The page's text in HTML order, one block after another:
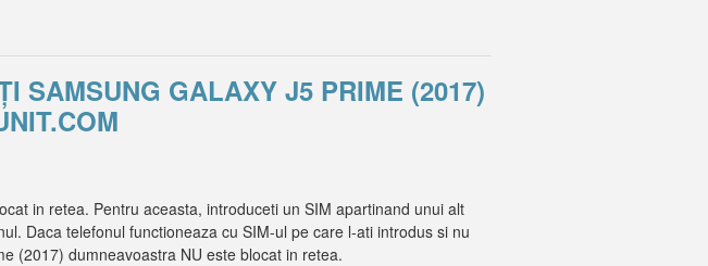
SAMSUNG GALAXY J5 PRIME (2017)
in retea. Pentru aceasta, introduceti un SIM apartinand unui alt
Daca telefonul functioneaza cu SIM-ul pe care l-ati introdus si nu
(2017) dumneavoastra NU este blocat in retea.